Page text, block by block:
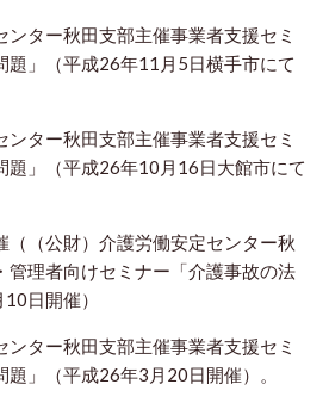
ンター秋田支部主催事業者支援セミ
題」（平成26年11月5日横手市にて
ンター秋田支部主催事業者支援セミ
題」（平成26年10月16日大館市にて
（（公財）介護労働安定センター秋
管理者向けセミナー「介護事故の法
日開催）
ンター秋田支部主催事業者支援セミ
」（平成26年3月20日開催）。